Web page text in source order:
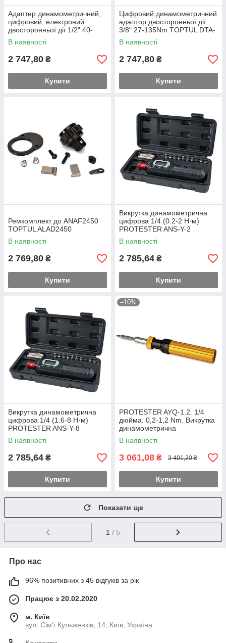
Адаптер динамометричний,
цифровий, електроний
двосторонньої дії 1/2" 40-
200N TOPTUL DTA-200N
В наявності
2 747,80 ₴
Купити
Цифровий динамометричний
адаптор двосторонньої дії
3/8" 27-135Nm TOPTUL DTA-
135N
В наявності
2 747,80 ₴
Купити
Ремкомплект до ANAF2450
TOPTUL ALAD2450
В наявності
2 769,80 ₴
Купити
Викрутка динамометрична
цифрова 1/4 (0.2-2 Н·м)
PROTESTER ANS-Y-2
В наявності
2 785,64 ₴
Купити
Викрутка динамометрична
цифрова 1/4 (1.6-8 Н·м)
PROTESTER ANS-Y-8
В наявності
2 785,64 ₴
Купити
–10%
PROTESTER AYQ-1.2. 1/4
дюйма. 0,2-1,2 Nm. Викрутка
динамометрична
В наявності
3 061,08 ₴ 3 401,20 ₴
Купити
Показати ще
1 / 5
Про нас
96% позитивних з 45 відгуків за рік
Працює з 20.02.2020
м. Київ
вул. Сім'ї Кульженків, 14, Київ, Україна